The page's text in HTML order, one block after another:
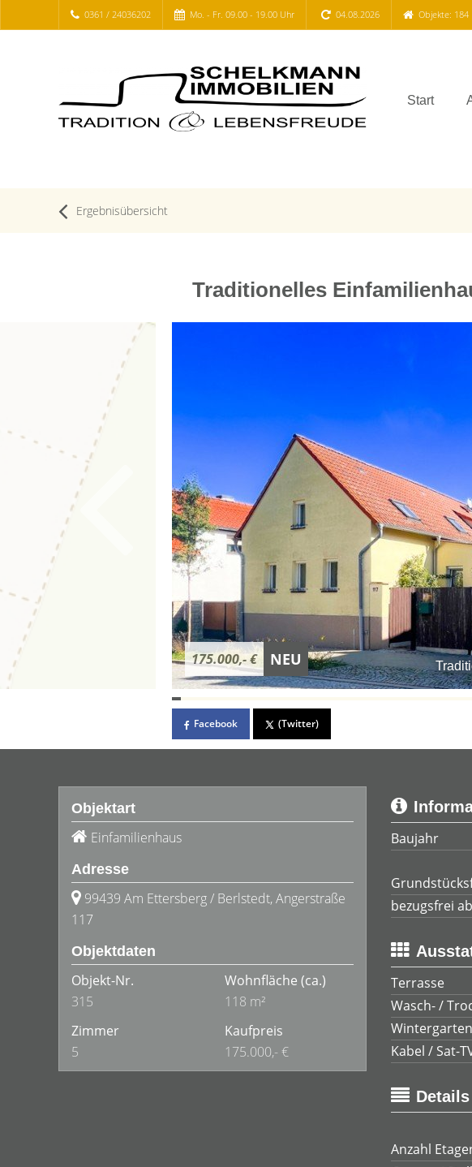
0361 / 24036202 Mo. - Fr. 09.00 - 19.00 Uhr 04.08.2026 Objekte: 184
Start
Ergebnisübersicht
Traditionelles
175.000,- € NEU
Facebook (Twitter)
Objektart
Einfamilienhaus
Adresse
99439 Am Ettersberg / Berlstedt, Angerstraße
117
Objektdaten
Objekt-Nr.
315
Wohnfläche (ca.)
118 m²
Zimmer
5
Kaufpreis
175.000,- €
Baujahr
bezugsfrei ab
Terrasse
Wasch- /
Wintergarten
Kabel / Sat-
Details
Anzahl